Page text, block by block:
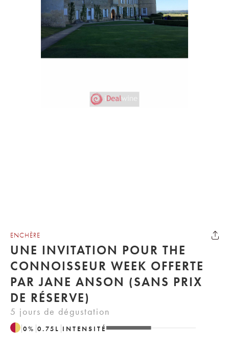
ENCHÈRE
UNE INVITATION POUR THE
CONNOISSEUR WEEK OFFERTE
PAR JANE ANSON (SANS PRIX
DE RÉSERVE)
5 jours de dégustation
0% 0.75 L INTENSITÉ